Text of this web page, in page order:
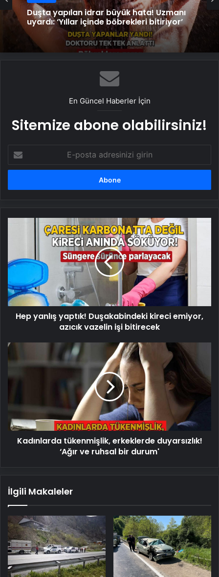
Duşta yapılan idrar büyük hata! Uzmanı
uyardı: ‘Yıllar içinde böbrekleri bitiriyor’
En Güncel Haberler İçin
Sitemize abone olabilirsiniz!
posta
adresinizi
kireci
azıcık
vazelin
işi
bitirecek
Hep yanlış yaptık! Duşakabindeki kireci emiyor,
azıcık vazelin işi bitirecek
Kadınlarda
erkeklerde
duyarsızlık!
bir
durum'
Kadınlarda tükenmişlik, erkeklerde duyarsızlık!
‘Ağır ve ruhsal bir durum'
İlgili Makaleler